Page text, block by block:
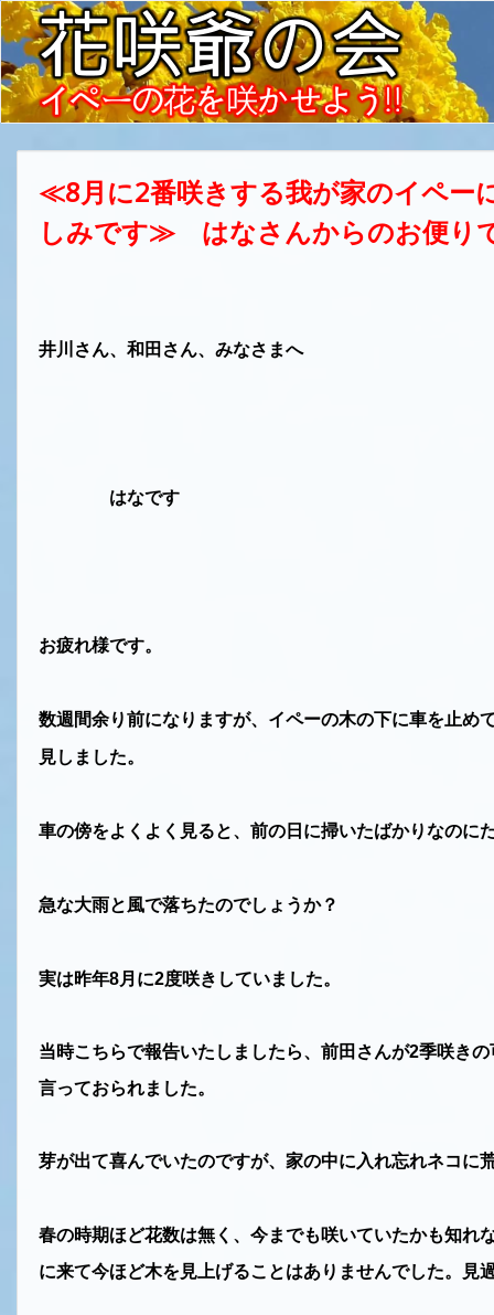
≪8月に2番咲きする我が家のイペー
しみです≫ はなさんからのお便り
井川さん、和田さん、みなさまへ
はなです
お疲れ様です。
数週間余り前になりますが、イペーの木の下に車を止め
見しました。
車の傍をよくよく見ると、前の日に掃いたばかりなのに
急な大雨と風で落ちたのでしょうか？
実は昨年8月に2度咲きしていました。
当時こちらで報告いたしましたら、前田さんが2季咲きの
言っておられました。
芽が出て喜んでいたのですが、家の中に入れ忘れネコに
春の時期ほど花数は無く、今までも咲いていたかも知れ
に来て今ほど木を見上げることはありませんでした。見